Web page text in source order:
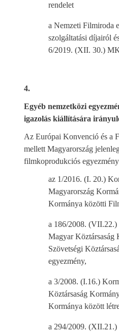
rendelet
a Nemzeti Filmiroda
szolgáltatási díjairól
6/2019. (XII. 30.)
4.
Egyéb nemzetközi
igazolás kiállítására
Az Európai Konvenció és a
mellett Magyarország
filmkoprodukciós
az 1/2016. (I. 20.)
Magyarország
Kormánya közötti
a 186/2008. (VII.22.)
Magyar Köztársaság
Szövetségi
egyezmény,
a 3/2008. (I.16.)
Köztársaság
Kormánya között
a 294/2009. (XII.21.)